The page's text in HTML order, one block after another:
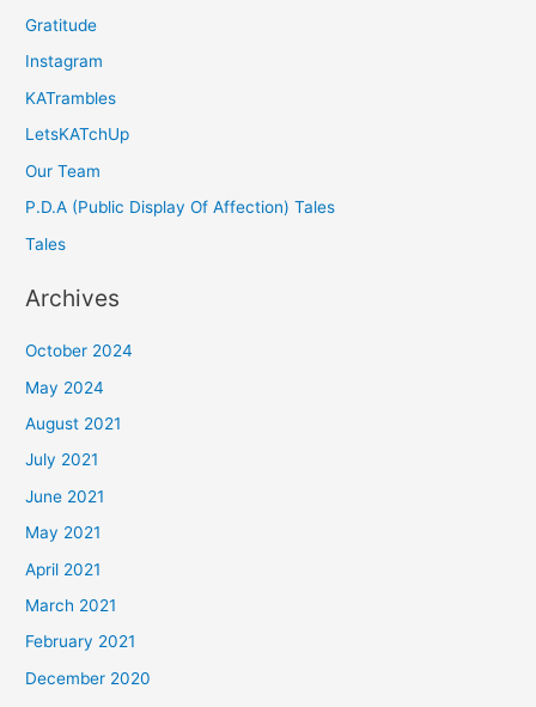
Gratitude
Instagram
KATrambles
LetsKATchUp
Our Team
P.D.A (Public Display Of Affection) Tales
Tales
Archives
October 2024
May 2024
August 2021
July 2021
June 2021
May 2021
April 2021
March 2021
February 2021
December 2020